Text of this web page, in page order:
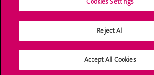
Bibliothèque
Médias sociaux UNIGE
Cookies Settings
Reject All
Accept All Cookies